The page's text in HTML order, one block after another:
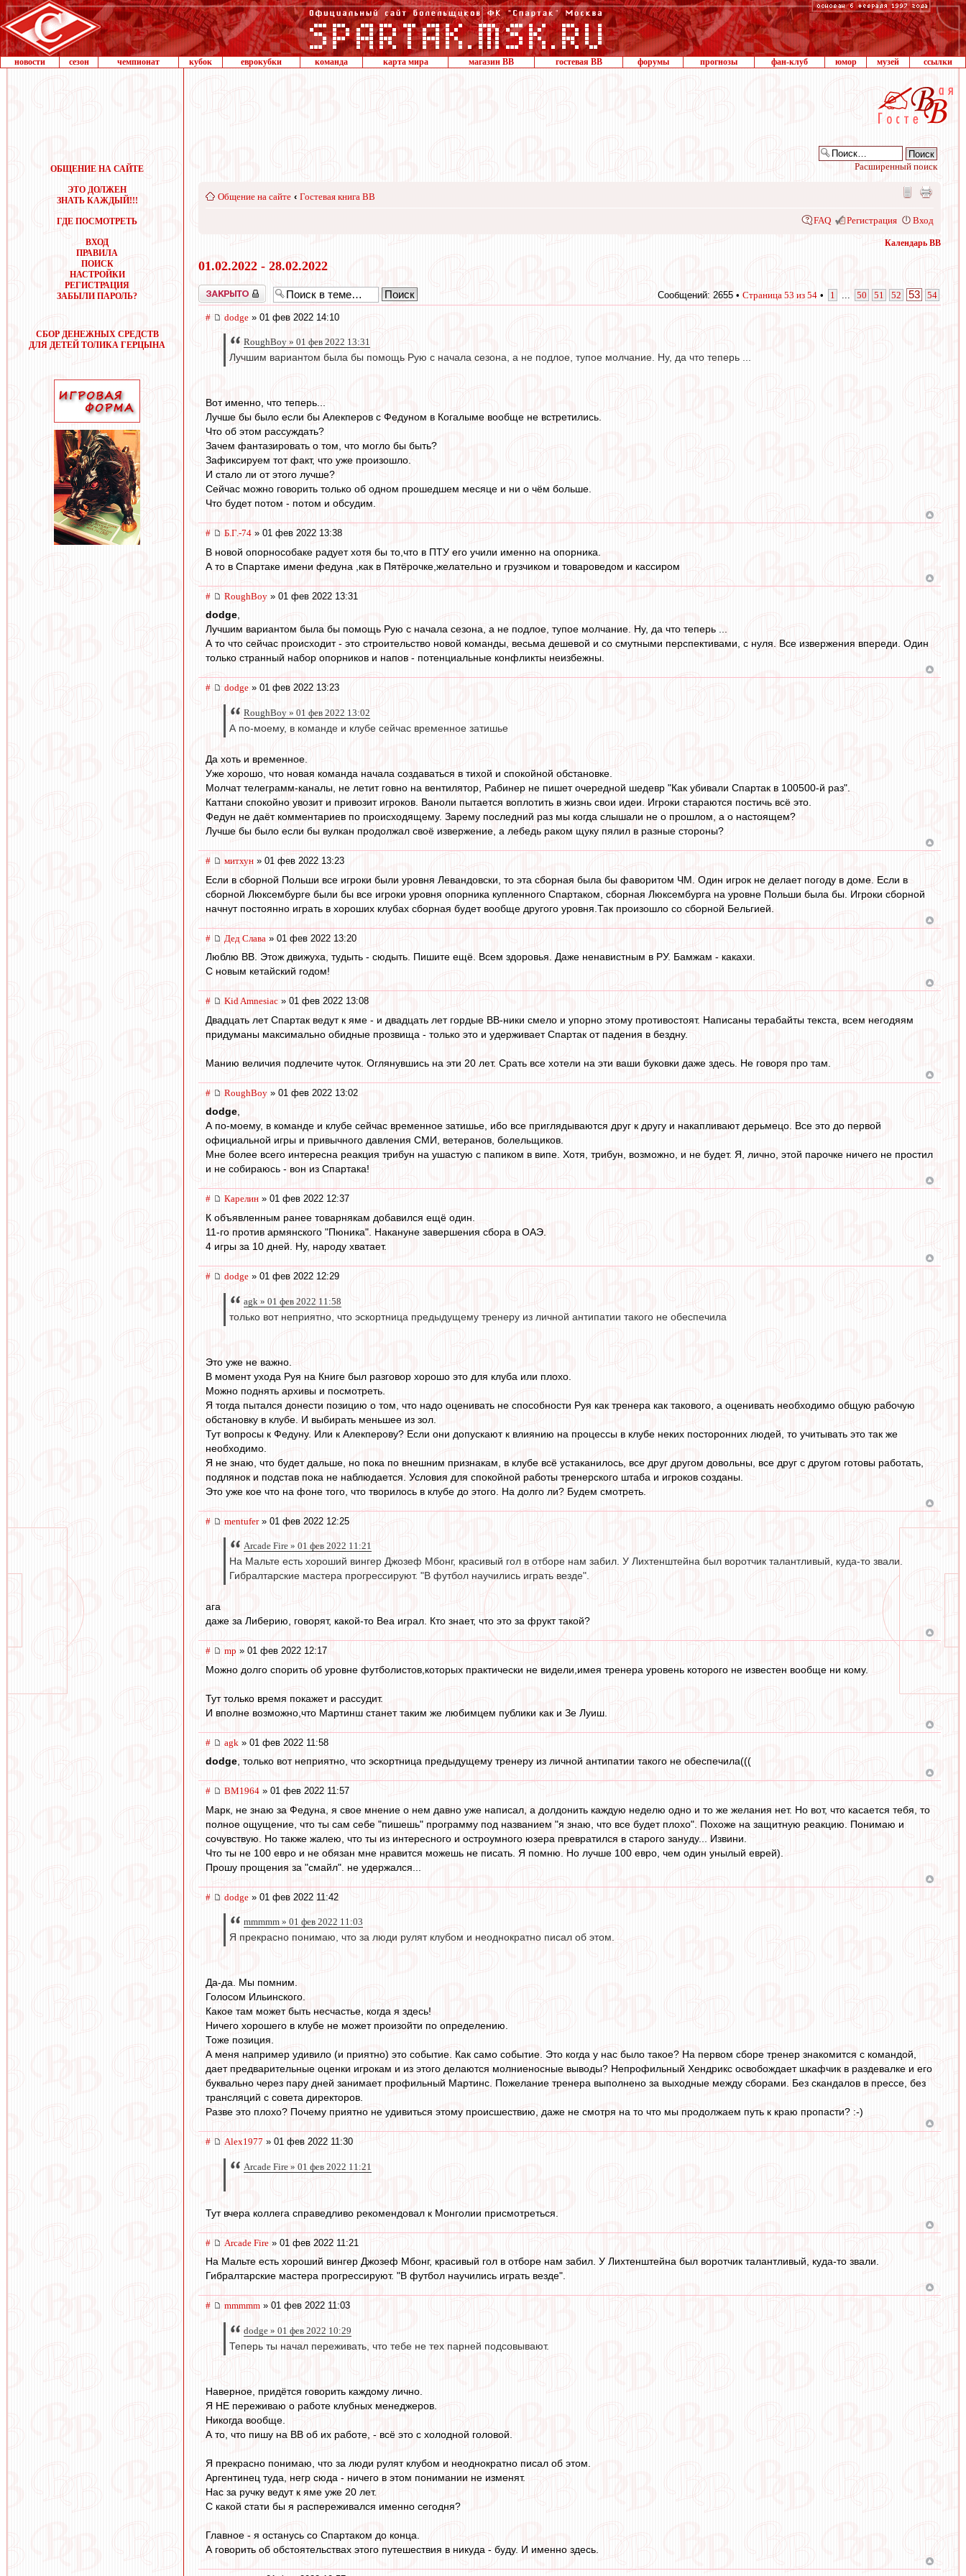
новости сезон чемпионат кубок еврокубки команда карта мира магазин ВВ гостевая ВВ форумы прогнозы фан-клуб юмор музей ссылки
ОБЩЕНИЕ НА САЙТЕ
ЭТО ДОЛЖЕН
ЗНАТЬ КАЖДЫЙ!!!
ГДЕ ПОСМОТРЕТЬ
ВХОД
ПРАВИЛА
ПОИСК
НАСТРОЙКИ
РЕГИСТРАЦИЯ
ЗАБЫЛИ ПАРОЛЬ?
СБОР ДЕНЕЖНЫХ СРЕДСТВ
ДЛЯ ДЕТЕЙ ТОЛИКА ГЕРЦЫНА
Расширенный поиск
Общение на сайте ‹ Гостевая книга ВВ
FAQ Регистрация Вход
Календарь ВВ
01.02.2022 - 28.02.2022
Закрыто Сообщений: 2655 • Страница 53 из 54 • 1 50 51 52 53 54
# dodge » 01 фев 2022 14:10
RoughBoy » 01 фев 2022 13:31
Лучшим вариантом была бы помощь Рую с начала сезона, а не подлое, тупое молчание. Ну, да что теперь ...
Вот именно, что теперь...
Лучше бы было если бы Алекперов с Федуном в Когалыме вообще не встретились.
Что об этом рассуждать?
Зачем фантазировать о том, что могло бы быть?
Зафиксируем тот факт, что уже произошло.
И стало ли от этого лучше?
Сейчас можно говорить только об одном прошедшем месяце и ни о чём больше.
Что будет потом - потом и обсудим.
# Б.Г.-74 » 01 фев 2022 13:38
В новой опорнособаке радует хотя бы то,что в ПТУ его учили именно на опорника.
А то в Спартаке имени федуна ,как в Пятёрочке,желательно и грузчиком и товароведом и кассиром
# RoughBoy » 01 фев 2022 13:31
dodge,
Лучшим вариантом была бы помощь Рую с начала сезона, а не подлое, тупое молчание. Ну, да что теперь ...
А то что сейчас происходит - это строительство новой команды, весьма дешевой и со смутными перспективами, с нуля. Все извержения впереди. Один
только странный набор опорников и напов - потенциальные конфликты неизбежны.
# dodge » 01 фев 2022 13:23
RoughBoy » 01 фев 2022 13:02
А по-моему, в команде и клубе сейчас временное затишье
Да хоть и временное.
Уже хорошо, что новая команда начала создаваться в тихой и спокойной обстановке.
Молчат телеграмм-каналы, не летит говно на вентилятор, Рабинер не пишет очередной шедевр "Как убивали Спартак в 100500-й раз".
Каттани спокойно увозит и привозит игроков. Ваноли пытается воплотить в жизнь свои идеи. Игроки стараются постичь всё это.
Федун не даёт комментариев по происходящему. Зарему последний раз мы когда слышали не о прошлом, а о настоящем?
Лучше бы было если бы вулкан продолжал своё извержение, а лебедь раком щуку пялил в разные стороны?
# митхун » 01 фев 2022 13:23
Если в сборной Польши все игроки были уровня Левандовски, то эта сборная была бы фаворитом ЧМ. Один игрок не делает погоду в доме. Если в
сборной Люксембурге были бы все игроки уровня опорника купленного Спартаком, сборная Люксембурга на уровне Польши была бы. Игроки сборной
начнут постоянно играть в хороших клубах сборная будет вообще другого уровня.Так произошло со сборной Бельгией.
# Дед Слава » 01 фев 2022 13:20
Люблю ВВ. Этож движуха, тудыть - сюдыть. Пишите ещё. Всем здоровья. Даже ненавистным в РУ. Бамжам - какахи.
С новым кетайский годом!
# Kid Amnesiac » 01 фев 2022 13:08
Двадцать лет Спартак ведут к яме - и двадцать лет гордые ВВ-ники смело и упорно этому противостоят. Написаны терабайты текста, всем негодяям
придуманы максимально обидные прозвища - только это и удерживает Спартак от падения в бездну.
Манию величия подлечите чуток. Оглянувшись на эти 20 лет. Срать все хотели на эти ваши буковки даже здесь. Не говоря про там.
# RoughBoy » 01 фев 2022 13:02
dodge,
А по-моему, в команде и клубе сейчас временное затишье, ибо все приглядываются друг к другу и накапливают дерьмецо. Все это до первой
официальной игры и привычного давления СМИ, ветеранов, болельщиков.
Мне более всего интересна реакция трибун на ушастую с папиком в випе. Хотя, трибун, возможно, и не будет. Я, лично, этой парочке ничего не простил
и не собираюсь - вон из Спартака!
# Карелин » 01 фев 2022 12:37
К объявленным ранее товарнякам добавился ещё один.
11-го против армянского "Пюника". Накануне завершения сбора в ОАЭ.
4 игры за 10 дней. Ну, народу хватает.
# dodge » 01 фев 2022 12:29
agk » 01 фев 2022 11:58
только вот неприятно, что эскортница предыдущему тренеру из личной антипатии такого не обеспечила
Это уже не важно.
В момент ухода Руя на Книге был разговор хорошо это для клуба или плохо.
Можно поднять архивы и посмотреть.
Я тогда пытался донести позицию о том, что надо оценивать не способности Руя как тренера как такового, а оценивать необходимо общую рабочую
обстановку в клубе. И выбирать меньшее из зол.
Тут вопросы к Федуну. Или к Алекперову? Если они допускают к влиянию на процессы в клубе неких посторонних людей, то учитывать это так же
необходимо.
Я не знаю, что будет дальше, но пока по внешним признакам, в клубе всё устаканилось, все друг другом довольны, все друг с другом готовы работать,
подлянок и подстав пока не наблюдается. Условия для спокойной работы тренерского штаба и игроков созданы.
Это уже кое что на фоне того, что творилось в клубе до этого. На долго ли? Будем смотреть.
# mentufer» 01 фев 2022 12:25
Arcade Fire » 01 фев 2022 11:21
На Мальте есть хороший вингер Джозеф Мбонг, красивый гол в отборе нам забил. У Лихтенштейна был воротчик талантливый, куда-то звали.
Гибралтарские мастера прогрессируют. "В футбол научились играть везде".
ага
даже за Либерию, говорят, какой-то Веа играл. Кто знает, что это за фрукт такой?
# mp » 01 фев 2022 12:17
Можно долго спорить об уровне футболистов,которых практически не видели,имея тренера уровень которого не известен вообще ни кому.
Тут только время покажет и рассудит.
И вполне возможно,что Мартинш станет таким же любимцем публики как и Зе Луиш.
# agk » 01 фев 2022 11:58
dodge, только вот неприятно, что эскортница предыдущему тренеру из личной антипатии такого не обеспечила(((
# BM1964 » 01 фев 2022 11:57
Марк, не знаю за Федуна, я свое мнение о нем давно уже написал, а долдонить каждую неделю одно и то же желания нет. Но вот, что касается тебя, то
полное ощущение, что ты сам себе "пишешь" программу под названием "я знаю, что все будет плохо". Похоже на защитную реакцию. Понимаю и
сочувствую. Но также жалею, что ты из интересного и остроумного юзера превратился в старого зануду... Извини.
Что ты не 100 евро и не обязан мне нравится можешь не писать. Я помню. Но лучше 100 евро, чем один унылый еврей).
Прошу прощения за "смайл". не удержался...
# dodge » 01 фев 2022 11:42
mmmmm » 01 фев 2022 11:03
Я прекрасно понимаю, что за люди рулят клубом и неоднократно писал об этом.
Да-да. Мы помним.
Голосом Ильинского.
Какое там может быть несчастье, когда я здесь!
Ничего хорошего в клубе не может произойти по определению.
Тоже позиция.
А меня например удивило (и приятно) это событие. Как само событие. Это когда у нас было такое? На первом сборе тренер знакомится с командой,
дает предварительные оценки игрокам и из этого делаются молниеносные выводы? Непрофильный Хендрикс освобождает шкафчик в раздевалке и его
буквально через пару дней занимает профильный Мартинс. Пожелание тренера выполнено за выходные между сборами. Без скандалов в прессе, без
трансляций с совета директоров.
Разве это плохо? Почему приятно не удивиться этому происшествию, даже не смотря на то что мы продолжаем путь к краю пропасти? :-)
# Alex1977 » 01 фев 2022 11:30
Arcade Fire » 01 фев 2022 11:21
Тут вчера коллега справедливо рекомендовал к Монголии присмотреться.
# Arcade Fire » 01 фев 2022 11:21
На Мальте есть хороший вингер Джозеф Мбонг, красивый гол в отборе нам забил. У Лихтенштейна был воротчик талантливый, куда-то звали.
Гибралтарские мастера прогрессируют. "В футбол научились играть везде".
# mmmmm » 01 фев 2022 11:03
dodge » 01 фев 2022 10:29
Теперь ты начал переживать, что тебе не тех парней подсовывают.
Наверное, придётся говорить каждому лично.
Я НЕ переживаю о работе клубных менеджеров.
Никогда вообще.
А то, что пишу на ВВ об их работе, - всё это с холодной головой.
Я прекрасно понимаю, что за люди рулят клубом и неоднократно писал об этом.
Аргентинец туда, негр сюда - ничего в этом понимании не изменят.
Нас за ручку ведут к яме уже 20 лет.
С какой стати бы я распереживался именно сегодня?
Главное - я останусь со Спартаком до конца.
А говорить об обстоятельствах этого путешествия в никуда - буду. И именно здесь.